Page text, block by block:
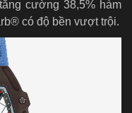
cường 38,5% hàm
có độ bền vượt trội.